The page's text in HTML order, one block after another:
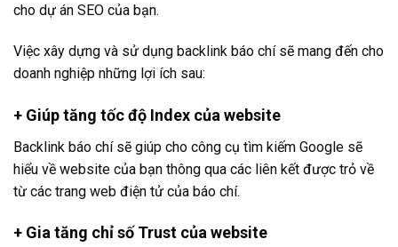
cho dự án SEO của bạn.
Việc xây dựng và sử dụng backlink báo chí sẽ mang đến cho
doanh nghiệp những lợi ích sau:
+ Giúp tăng tốc độ Index của website
Backlink báo chí sẽ giúp cho công cụ tìm kiếm Google sẽ
hiểu về website của bạn thông qua các liên kết được trỏ về
từ các trang web điện tử của báo chí.
+ Gia tăng chỉ số Trust của website